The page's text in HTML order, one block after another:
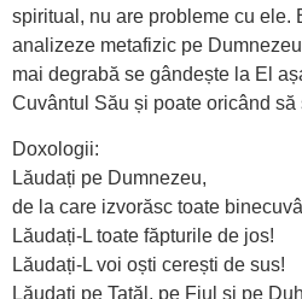
spiritual, nu are probleme cu ele.
analizeze metafizic pe
mai degrabă se gândește la El
Cuvântul Său și poate oricând să
Doxologii:
Lăudați pe Dumnezeu,
de la care izvorăsc toate
Lăudați-L toate făpturile de jos!
Lăudați-L voi oști cerești de sus!
Lăudați pe Tatăl, pe Fiul și pe